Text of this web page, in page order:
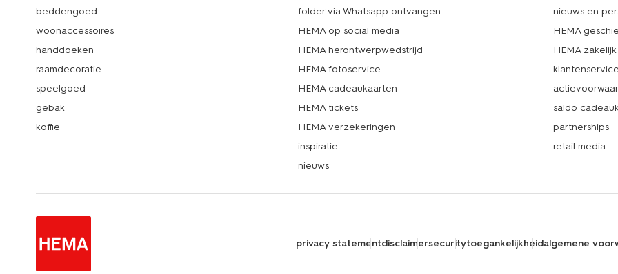
beddengoed
woonaccessoires
handdoeken
raamdecoratie
speelgoed
gebak
koffie
folder via Whatsapp ontvangen
HEMA op social media
HEMA herontwerpwedstrijd
HEMA fotoservice
HEMA cadeaukaarten
HEMA tickets
HEMA verzekeringen
inspiratie
nieuws
nieuws en
HEMA
HEMA zakelijk
klantenservice
saldo
partnerships
retail media
privacy statementdisclaimersecuritytoegankelijkheidalgemene